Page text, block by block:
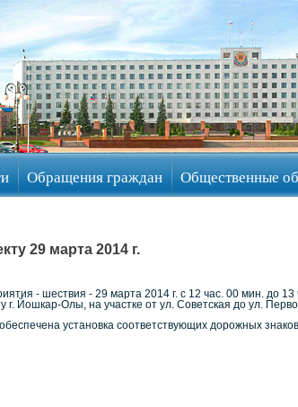
Обращения граждан Общественные
29 марта 2014 г.
- шествия - 29 марта 2014 г. с 12 час. 00 мин. до
г. Йошкар-Олы, на участке от ул. Советская до ул.
установка соответствующих дорожных знаков.